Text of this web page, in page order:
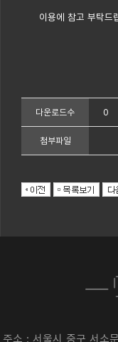
이용에 참고 부탁드
다운로드수 0
첨부파일
주소 : 서울시 중구 서소